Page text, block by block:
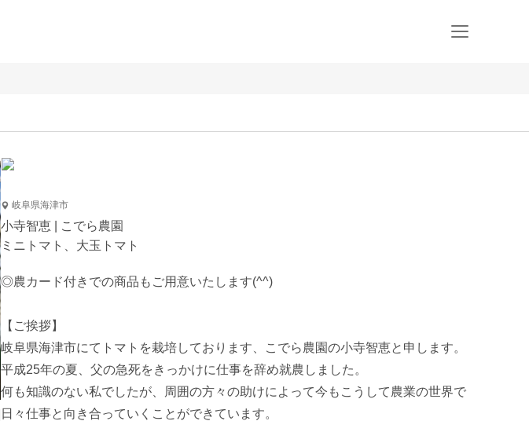
岐阜県海津市
小寺智恵 | こでら農園
ミニトマト、大玉トマト
◎農カード付きでの商品もご用意いたします(^^)
【ご挨拶】
岐阜県海津市にてトマトを栽培しております、こでら農園の小寺智恵と申します。
平成25年の夏、父の急死をきっかけに仕事を辞め就農しました。
何も知識のない私でしたが、周囲の方々の助けによって今もこうして農業の世界で
日々仕事と向き合っていくことができています。